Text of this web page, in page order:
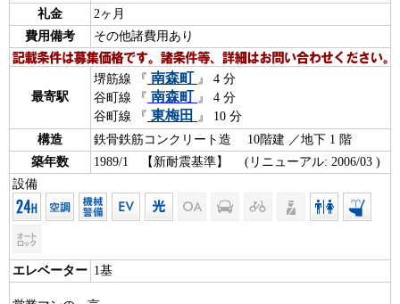
礼金
2ヶ月
費用備考
その他諸費用あり
最寄駅
堺筋線 『 南森町 』 4 分
谷町線 『 南森町 』 4 分
谷町線 『 東梅田 』 10 分
構造
鉄骨鉄筋コンクリート造 10階建 ／地下 1 階
築年数
1989/1 【新耐震基準】 (リニューアル: 2006/03 )
設備
エレベーター 1基